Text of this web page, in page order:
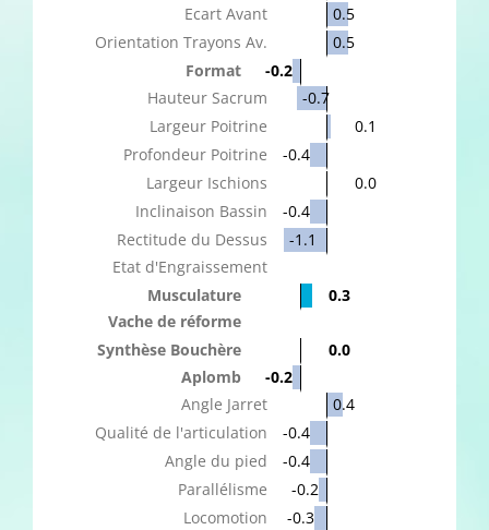
Ecart Avant
0.5
Orientation Trayons Av.
0.5
Format
-0.2
Hauteur Sacrum
-0.7
Largeur Poitrine
0.1
Profondeur Poitrine
-0.4
Largeur Ischions
0.0
Inclinaison Bassin
-0.4
Rectitude du Dessus
-1.1
Etat d'Engraissement
Musculature
0.3
Vache de réforme
Synthèse Bouchère
0.0
Aplomb
-0.2
Angle Jarret
0.4
Qualité de l'articulation
-0.4
Angle du pied
-0.4
Parallélisme
-0.2
Locomotion
-0.3